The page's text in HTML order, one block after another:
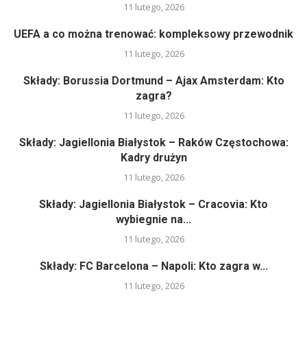
11 lutego, 2026
UEFA a co można trenować: kompleksowy przewodnik
11 lutego, 2026
Składy: Borussia Dortmund – Ajax Amsterdam: Kto
zagra?
11 lutego, 2026
Składy: Jagiellonia Białystok – Raków Częstochowa:
Kadry drużyn
11 lutego, 2026
Składy: Jagiellonia Białystok – Cracovia: Kto
wybiegnie na...
11 lutego, 2026
Składy: FC Barcelona – Napoli: Kto zagra w...
11 lutego, 2026